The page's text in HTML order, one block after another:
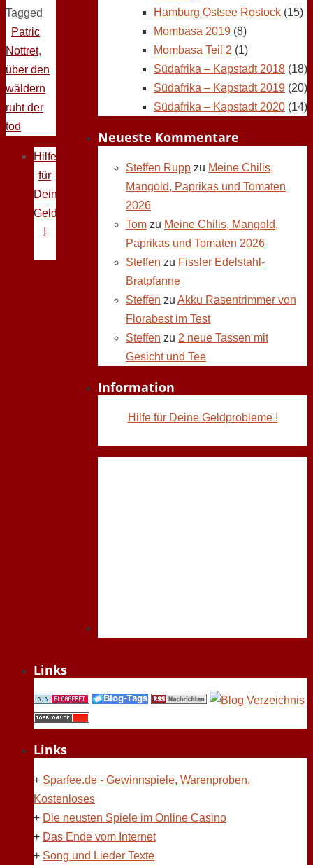
Tagged
Patric
Nottret,
über den
wäldern
ruht der
tod
Hilfe
für
Deine
Geldprobleme
!
Hamburg Ostsee Rostock (15)
Mombasa 2019 (8)
Mombasa Teil 2 (1)
Südafrika – Kapstadt 2018 (18)
Südafrika – Kapstadt 2019 (20)
Südafrika – Kapstadt 2020 (14)
Neueste Kommentare
Steffen Rupp zu Meine Chilis,
Mangold, Paprikas und Tomaten
2026
Tom zu Meine Chilis, Mangold,
Paprikas und Tomaten 2026
Steffen zu Fissler Edelstahl-
Bratpfanne
Steffen zu Akku Rasentrimmer von
Florabest im Test
Steffen zu 2 neue Tassen mit
Gesicht und Tee
Information
Hilfe für Deine Geldprobleme !
Links
Links
+ Sparfee.de - Gewinnspiele, Warenproben,
Kostenloses
+ Die neusten Spiele im Online Casino
+ Das Ende vom Internet
+ Song und Lieder Texte